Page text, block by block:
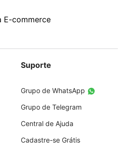
E-commerce
Suporte
Grupo de WhatsApp
Grupo de Telegram
Central de Ajuda
Cadastre-se Grátis